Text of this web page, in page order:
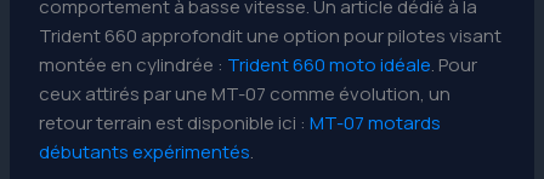
comportement à basse vitesse. Un article dédié à la
Trident 660 approfondit une option pour pilotes visant
montée en cylindrée : Trident 660 moto idéale. Pour
ceux attirés par une MT-07 comme évolution, un
retour terrain est disponible ici :MT-07 motards
débutants expérimentés.